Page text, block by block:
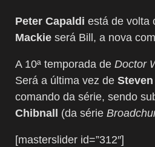
Peter Capaldi está de volta
Mackie será Bill, a nova
A 10ª temporada de Doctor
Será a última vez de
comando da série, sendo
Chibnall (da série
[masterslider id=”312″]